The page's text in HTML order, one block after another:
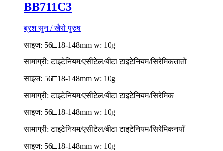
BB711C3
ब्रश सुन / खैरो पुरुष
साइज: 56□18-148mm w: 10g
सामाग्री: टाइटेनियम/एसीटेल/बीटा टाइटेनियम/सिरेमिकतातो
साइज: 56□18-148mm w: 10g
सामाग्री: टाइटेनियम/एसीटेल/बीटा टाइटेनियम/सिरेमिक
साइज: 56□18-148mm w: 10g
सामाग्री: टाइटेनियम/एसीटेल/बीटा टाइटेनियम/सिरेमिकनयाँ
साइज: 56□18-148mm w: 10g